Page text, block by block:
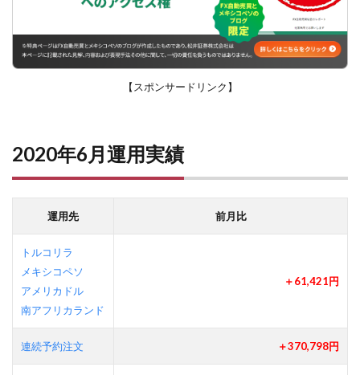
【スポンサードリンク】
2020年6月運用実績
運用先 前月比
トルコリラ
メキシコペソ
アメリカドル
南アフリカランド
＋61,421円
連続予約注文 ＋370,798円